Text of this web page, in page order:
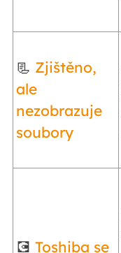
📃 Zjištěno,
ale
nezobrazuje
soubory
💽Toshiba se